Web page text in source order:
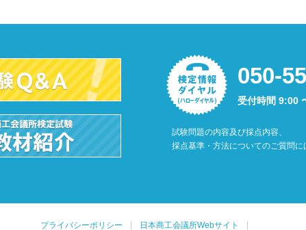
050-
受付時間 9:00
試験問題の内容及び採点内容、
採点基準・方法についてのご質問に
プライバシーポリシー 日本商工会議所Webサイト